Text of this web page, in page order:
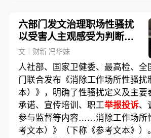
六部门发文治理职场性骚扰
以受害人主观感受为判断标
准
文｜财新 冯华妹
人社部、国家卫健委、最高检、全
门联合发布《消除工作场所性骚扰
本）》，明确了性骚扰定义及主要
承诺、宣传培训、职工举报投诉、
参与监督等内容……消除工作场所
考文本）》（下称《参考文本》）